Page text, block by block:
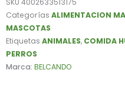
800G
BELCANDO
cantidad
Categorías ALIMENTACION
MASCOTAS
Etiquetas ANIMALES, COMIDA
PERROS
Marca: BELCANDO